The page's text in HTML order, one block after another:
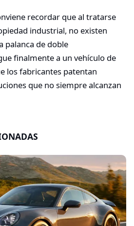
recordar que al tratarse
industrial, no existen
palanca de doble
finalmente a un vehículo de
los fabricantes patentan
que no siempre alcanzan